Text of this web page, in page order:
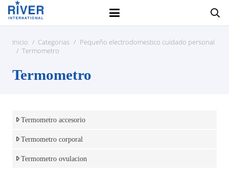
Inicio / Categorias / Pequeño electrodomestico cuidado personal
/ Termometro
Termometro
Termometro accesorio
Termometro corporal
Termometro ovulacion